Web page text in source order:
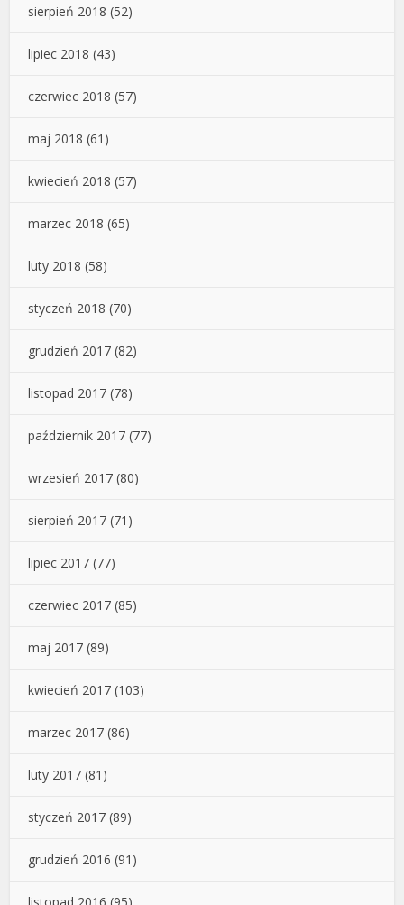
sierpień 2018 (52)
lipiec 2018 (43)
czerwiec 2018 (57)
maj 2018 (61)
kwiecień 2018 (57)
marzec 2018 (65)
luty 2018 (58)
styczeń 2018 (70)
grudzień 2017 (82)
listopad 2017 (78)
październik 2017 (77)
wrzesień 2017 (80)
sierpień 2017 (71)
lipiec 2017 (77)
czerwiec 2017 (85)
maj 2017 (89)
kwiecień 2017 (103)
marzec 2017 (86)
luty 2017 (81)
styczeń 2017 (89)
grudzień 2016 (91)